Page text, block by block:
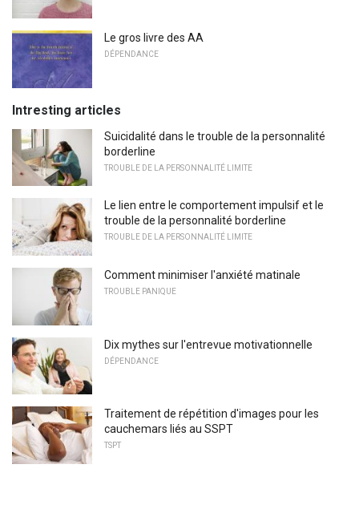
Le gros livre des AA
DÉPENDANCE
Intresting articles
Suicidalité dans le trouble de la personnalité
borderline
TROUBLE DE LA PERSONNALITÉ LIMITE
Le lien entre le comportement impulsif et le
trouble de la personnalité borderline
TROUBLE DE LA PERSONNALITÉ LIMITE
Comment minimiser l'anxiété matinale
TROUBLE PANIQUE
Dix mythes sur l'entrevue motivationnelle
DÉPENDANCE
Traitement de répétition d'images pour les
cauchemars liés au SSPT
TSPT